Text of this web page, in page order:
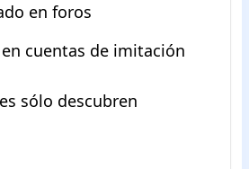
en foros
cuentas de imitación
sólo descubren